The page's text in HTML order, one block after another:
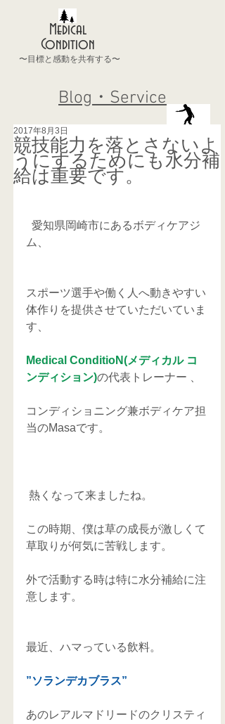
Medical
Condition
〜目標と感動を共有する〜
Blog・Service
競技能力を落とさないよ
うにするためにも水分補
給は重要です。
2017年8月3日
ム、
スポーツ選手や働く人へ動きやすい
体作りを提供させていただいていま
す、
Medical ConditioN(メディカル コ
ンディション)の代表トレーナー 、
コンディショニング兼ボディケア担
当のMasaです。
熱くなって来ましたね。
この時期、僕は草の成長が激しくて
草取りが何気に苦戦します。
外で活動する時は特に水分補給に注
意します。
最近、ハマっている飲料。
”ソランデカブラス”
あのレアルマドリードのクリスティ